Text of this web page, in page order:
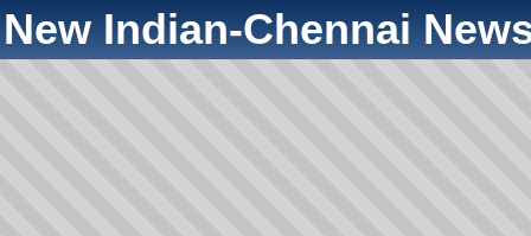
New Indian-Chennai